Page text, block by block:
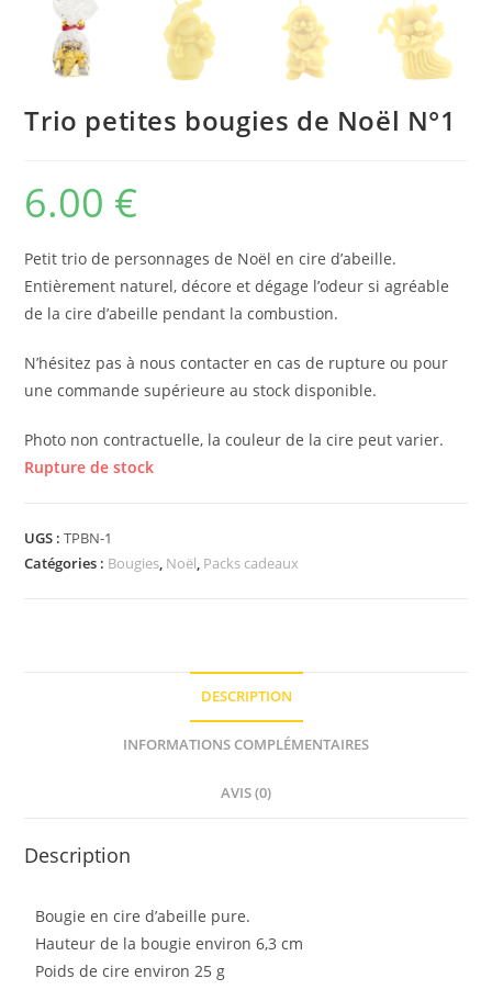
Trio petites bougies de Noël N°1
6.00 €
Petit trio de personnages de Noël en cire d’abeille.
Entièrement naturel, décore et dégage l’odeur si agréable
de la cire d’abeille pendant la combustion.
N’hésitez pas à nous contacter en cas de rupture ou pour
une commande supérieure au stock disponible.
Photo non contractuelle, la couleur de la cire peut varier.
Rupture de stock
UGS :TPBN-1
Catégories : Bougies, Noël, Packs cadeaux
DESCRIPTION
INFORMATIONS COMPLÉMENTAIRES
AVIS (0)
Description
Bougie en cire d’abeille pure.
Hauteur de la bougie environ 6,3 cm
Poids de cire environ 25 g